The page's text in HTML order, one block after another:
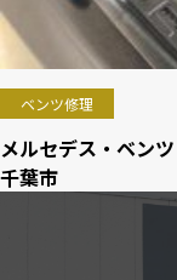
ベンツ修理
メルセデス・ベン
千葉市